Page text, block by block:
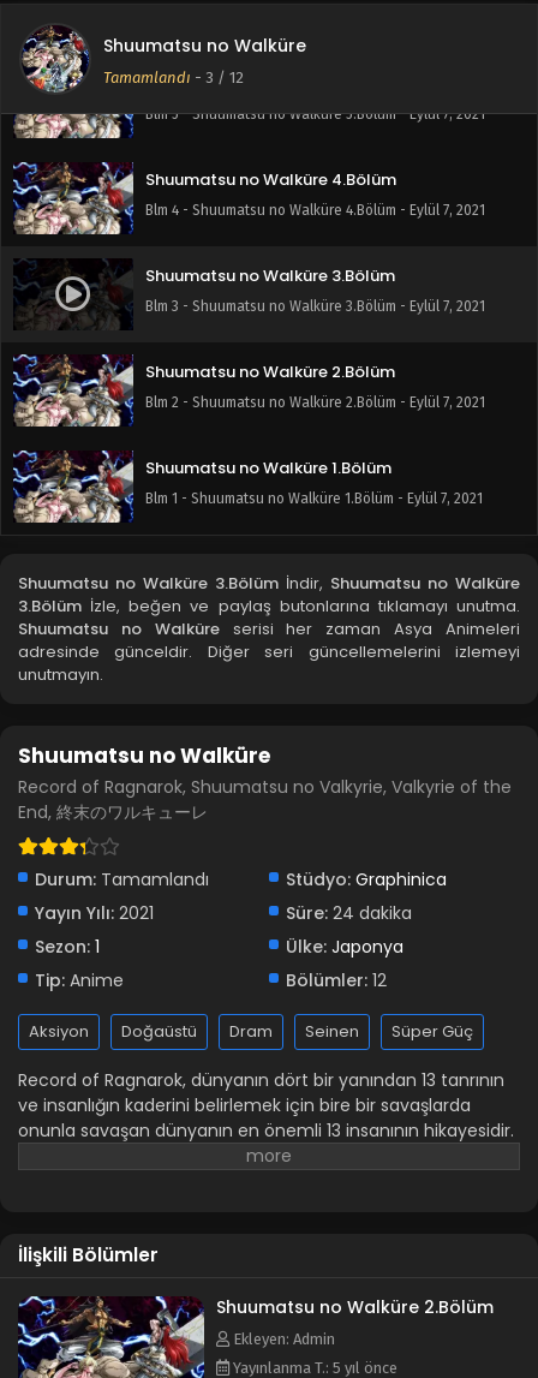
Shuumatsu no Walküre
Tamamlandı - 3 / 12
Shuumatsu no Walküre 5.Bölüm
Blm 5 - Shuumatsu no Walküre 5.Bölüm - Eylül 7, 2021
Shuumatsu no Walküre 4.Bölüm
Blm 4 - Shuumatsu no Walküre 4.Bölüm - Eylül 7, 2021
Shuumatsu no Walküre 3.Bölüm
Blm 3 - Shuumatsu no Walküre 3.Bölüm - Eylül 7, 2021
Shuumatsu no Walküre 2.Bölüm
Blm 2 - Shuumatsu no Walküre 2.Bölüm - Eylül 7, 2021
Shuumatsu no Walküre 1.Bölüm
Blm 1 - Shuumatsu no Walküre 1.Bölüm - Eylül 7, 2021
Shuumatsu no Walküre 3.Bölüm İndir, Shuumatsu no Walküre
3.Bölüm İzle, beğen ve paylaş butonlarına tıklamayı unutma.
Shuumatsu no Walküreserisi her zaman Asya Animeleri
adresinde günceldir. Diğer seri güncellemelerini izlemeyi
unutmayın.
Shuumatsu no Walküre
Record of Ragnarok, Shuumatsu no Valkyrie, Valkyrie of the
End, 終末のワルキューレ
Durum: Tamamlandı Stüdyo: Graphinica
Yayın Yılı: 2021 Süre: 24 dakika
Sezon: 1 Ülke: Japonya
Tip: Anime Bölümler: 12
Aksiyon Doğaüstü Dram Seinen Süper Güç
Record of Ragnarok, dünyanın dört bir yanından 13 tanrının
ve insanlığın kaderini belirlemek için bire bir savaşlarda
onunla savaşan dünyanın en önemli 13 insanının hikayesidir.
Animenin diğer adları: Record of Ragnarok Shuumatsu no
İlişkili Bölümler
Shuumatsu no Walküre 2.Bölüm
Ekleyen: Admin
Yayınlanma T.: 5 yıl önce